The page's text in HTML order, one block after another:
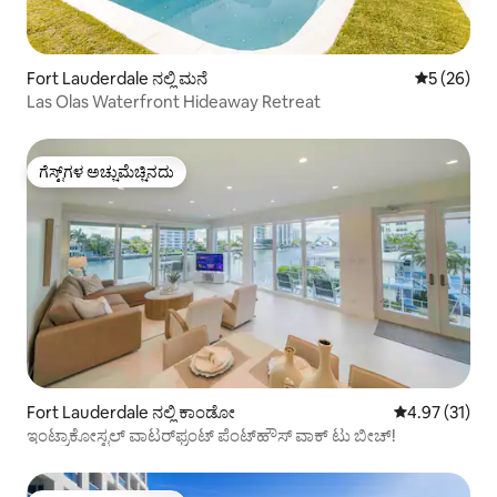
Fort Lauderdale ನಲ್ಲಿ ಮನೆ 5 ರಲ್ಲಿ 5
5 (26)
Las Olas Waterfront Hideaway Retreat
ಗೆಸ್ಟ್‌ಗಳ ಅಚ್ಚುಮೆಚ್ಚಿನದು
ಗೆಸ್ಟ್‌ಗಳ ಅಚ್ಚುಮೆಚ್ಚಿನದು
Fort Lauderdale ನಲ್ಲಿ ಕಾಂಡೋ 5 ರಲ್ಲಿ 4.97
4.97 (31)
ಇಂಟ್ರಾಕೋಸ್ಟಲ್ ವಾಟರ್‌ಫ್ರಂಟ್ ಪೆಂಟ್‌ಹೌಸ್ ವಾಕ್ ಟು ಬೀಚ್!